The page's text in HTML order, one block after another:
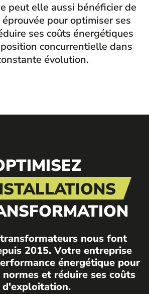
peut elle aussi bénéficier de
pour optimiser ses
ses coûts énergétiques
concurrentielle dans
évolution.
nous font
2015. Votre entreprise
énergétique pour
et réduire ses coûts
d'exploitation.